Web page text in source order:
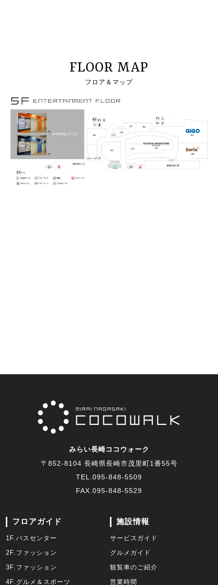
FLOOR MAP
フロア＆マップ
みらい長崎ココウォーク
〒852-8104 長崎県長崎市茂里町1番55号
TEL. 095-848-5509
FAX.095-848-5529
フロアガイド
1F.バスセンター
2F.ファッション
3F.ファッション
4F.グルメ＆スポーツ
施設情報
サービスガイド
グルメガイド
観覧車のご紹介
営業時間